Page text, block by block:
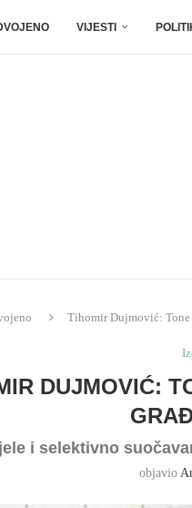
VIJESTI
Tihomir Dujmović: Tone
DUJMOVIĆ:
i selektivno
objavio